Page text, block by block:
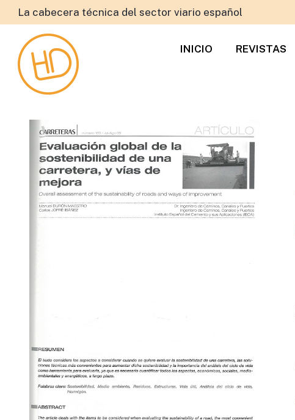
La cabecera técnica del sector viario español
INICIO REVISTAS